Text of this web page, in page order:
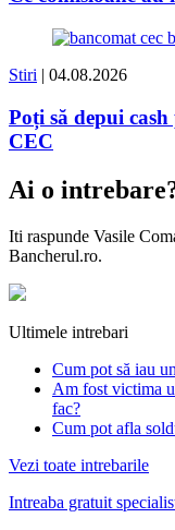
Stiri | 04.08.2026
Poți să depui
CEC
Ai o
Iti raspunde Vasile
Bancherul.ro.
Ultimele intrebari
Cum pot să iau
Am fost victima
fac?
Cum pot afla
Vezi toate intrebarile
Intreaba gratuit